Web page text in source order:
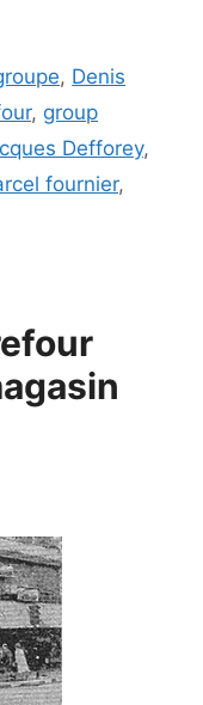
, Denis
, group
Defforey,
fournier,